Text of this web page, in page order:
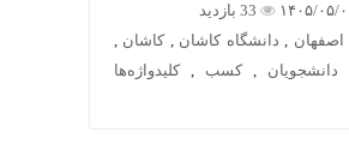
33 بازدید
,دانشگاه کاشان ,کاشان,
,کسب ,کلیدواژه‌ها